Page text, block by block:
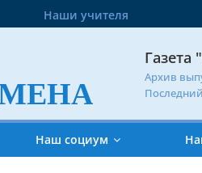
Наши учителя
Газета
Архив
Наш социум